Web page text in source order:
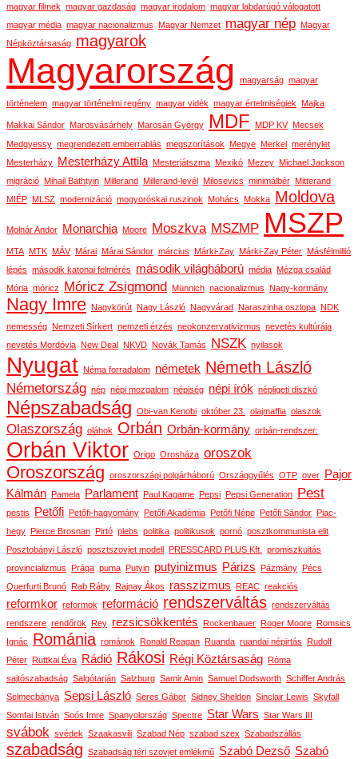
magyar filmek magyar gazdaság magyar irodalom magyar labdarúgó válogatott
magyar média magyar nacionalizmus Magyar Nemzet magyar nép Magyar
Népköztársaság magyarok
Magyarország magyarság magyar
történelem magyar történelmi regény magyar vidék magyar értelmiségiek Majka
Makkai Sándor Marosvásárhely Marosán György MDF MDP KV Mecsek
Medgyessy megrendezett emberrablás megszorítások Megye Merkel merénylet
Mesterházy
Mesterházy Attila Mesterjátszma Mexikó Mezey Michael Jackson
migráció Mihail Bathtyin Millerand Millerand-levél Milosevics minimálbér Mitterand
MIÉP MLSZ modernizáció mogyoróskai ruszinok Mohács Mokka Moldova
Molnár Andor Monarchia Moore Moszkva MSZMP MSZP
MTA MTK MÁV Márai Márai Sándor március Márki-Zay Márki-Zay Péter Másfélmillió
lépés második katonai felmérés második világháború média Mézga család
Mória móricz Móricz Zsigmond Münnich nacionalizmus Nagy-kormány
Nagy Imre Nagykörút Nagy László Nagyvárad Naraszinha oszlopa NDK
nemesség Nemzeti Sírkert nemzeti érzés neokonzervativizmus nevetés kultúrája
nevetés Mordóvia New Deal NKVD Novák Tamás NSZK nyilasok
Nyugat Néma forradalom németek Németh László
Németország nép népi mozgalom népiség népi írók népligeti diszkó
Népszabadság Obi-van Kenobi október 23. olajmaffia olaszok
Olaszország oláhok Orbán Orbán-kormány orbán-rendszer:
Orbán Viktor Origo Orosháza oroszok
Oroszország oroszországi polgárháború Országgyűlés OTP over
Pajor
Kálmán Pamela Parlament Paul Kagame Pepsi Pepsi Generation Pest
pestis Petőfi Petőfi-hagyomány Petőfi Akadémia Petőfi Népe Petőfi Sándor Piac-
hegy Pierce Brosnan Pirtó plebs politika politikusok pornó posztkommunista elit
Posztobányi László posztszovjet modell PRESSCARD PLUS Kft.
promiszkuitás
provincializmus Prága puma Putyin putyinizmus Párizs Pázmány Pécs
Querfurti Brunó Rab Ráby Rajnay Ákos rasszizmus REAC reakciós
reformkor reformok reformáció rendszerváltás rendszerváltás
rendszere rendőrök Rey rezsicsökkentés Rockenbauer Roger Moore Romsics
Ignác
Románia románok Ronald Reagan Ruanda ruandai népirtás Rudolf
Péter Ruttkai Éva Rádió Rákosi Régi Köztársaság Róma
sajtószabadság Salgótarján Salzburg Samir Amin Samuel Dodsworth Schiffer András
Selmecbánya Sepsi László Seres Gábor Sidney Sheldon Sinclair Lewis Skyfall
Somfai István Soós Imre Spanyolország Spectre Star Wars Star Wars III
svábok svédek Szaakasvili Szabad Nép szabad szex Szabadszállás
szabadság Szabadság téri szovjet emlékmű Szabó Dezső Szabó